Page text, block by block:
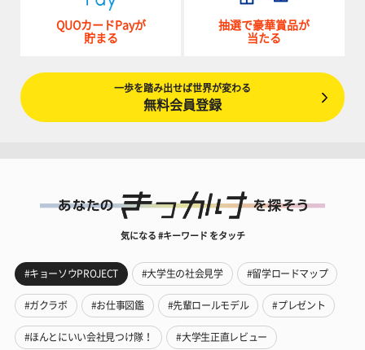
QUOカードPayが
貯まる
抽選で豪華賞品が
当たる
一歩を踏み出せば世界が変わる
無料会員登録
気になる #キーワード をタッチ
#キョーソウPROJECT #大学生の社会見学 #留学ロードマップ
#ガクラボ #お仕事図鑑 #先輩ロールモデル #プレゼント
#ほんとにいい会社見つけ隊！ #大学生正直レビュー